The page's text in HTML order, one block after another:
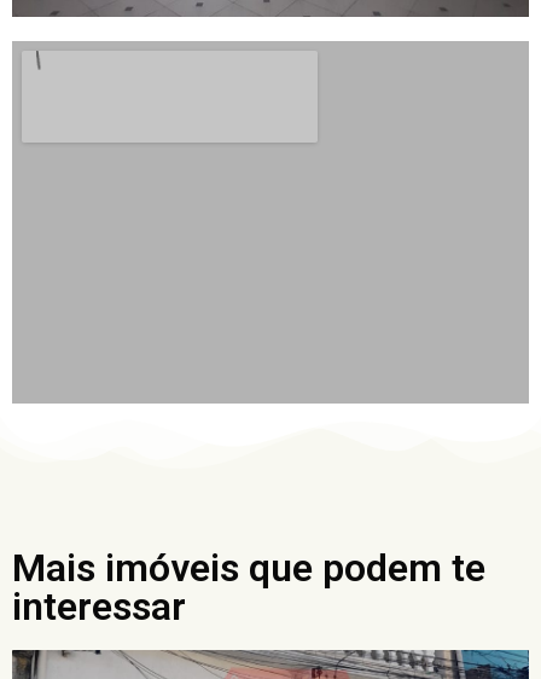
Mais imóveis que podem te
interessar